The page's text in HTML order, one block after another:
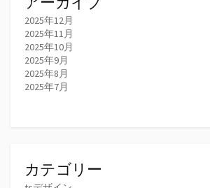
2025年12月
2025年11月
2025年10月
2025年9月
2025年8月
2025年7月
カテゴリー